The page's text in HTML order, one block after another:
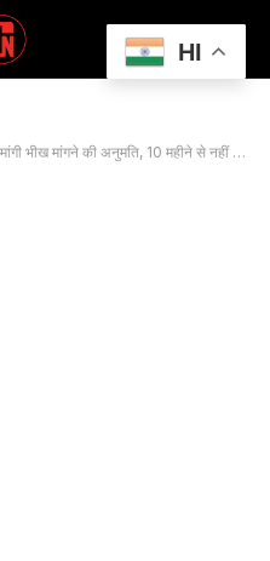
की अनुमति, 10 महीने से नहीं मिला जीवन निर्वाह भत्ता
HI